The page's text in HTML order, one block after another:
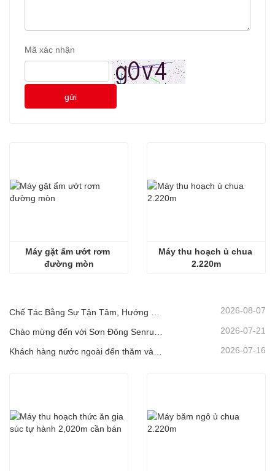
Mã xác nhận
gửi
Máy gặt ẩm ướt rơm
đường mòn
Máy thu hoạch ủ chua
2.220m
2026-08-07
2026-07-21
Khách hàng nước ngoài đến thăm và kiểm tra Thiết bị Nông nghiệp và Chăn nuôi Sơn Đông Senrui. 2026-07-16